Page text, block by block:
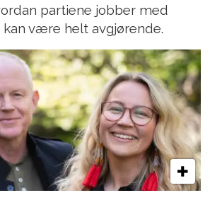
partiene jobber med
være helt avgjørende.